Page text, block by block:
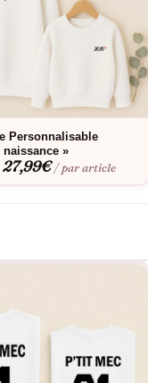
Personnalisable
naissance »
27,99€ / par article